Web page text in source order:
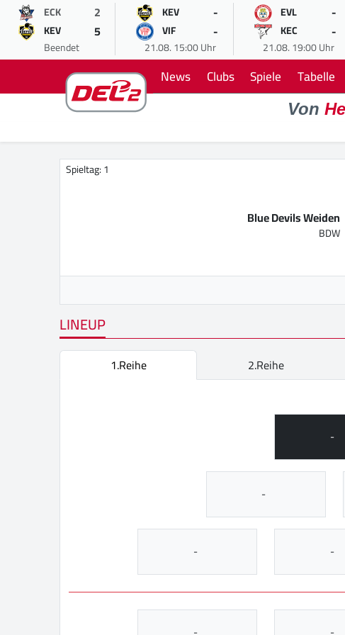
ECK 2
KEV 5
Beendet
KEV -
VIF -
21.08. 15:00 Uhr
EVL -
KEC -
21.08. 19:00 Uhr
News Clubs Spiele Tabelle
Von
Spieltag: 1
Blue Devils Weiden
BDW
LINEUP
1.Reihe 2.Reihe
-
-
- -